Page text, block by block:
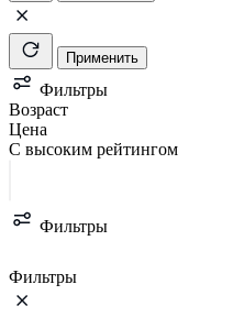
Применить
Фильтры
Возраст
Цена
С высоким рейтингом
Фильтры
Фильтры